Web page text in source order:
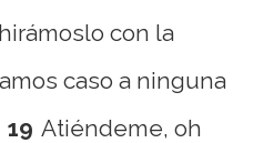
con la
caso a ninguna
19 Atiéndeme, oh